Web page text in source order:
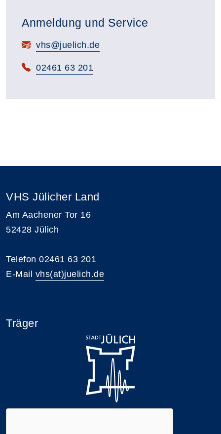
Anmeldung und Service
E-Mail:vhs@juelich.de
Telefon:
02461 63 201
VHS Jülicher Land
Am Aachener Tor 16
52428 Jülich
Telefon 02461 63 201
E-Mail vhs(at)juelich.de
Träger